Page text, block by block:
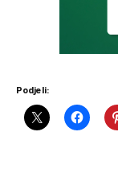
Podjeli: